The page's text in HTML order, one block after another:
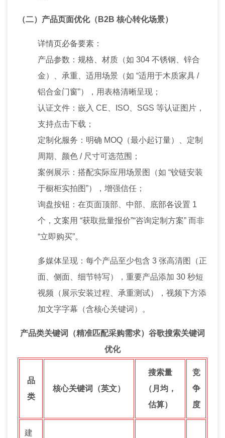
（二）产品页面优化（B2B 核心转化场景）
详情页必备要素：
产品参数：规格、材质（如 304 不锈钢、锌合
金）、承重、适用场景（如 “适用于木质家具 /
铝合金门窗”），用表格清晰呈现；
认证文件：嵌入 CE、ISO、SGS 等认证图片，
支持点击下载；
定制化服务：明确 MOQ（最小起订量）、定制
周期、颜色 / 尺寸可选范围；
案例展示：搭配实际应用场景图（如 “铰链安装
于橱柜实拍图”），增强信任；
询盘按钮：在页面顶部、中部、底部各设置 1
个，文案用 “获取批量报价”“咨询定制方案” 而非
“立即购买”。
多媒体呈现：每个产品至少包含 3 张高清图（正
面、侧面、细节特写），重要产品添加 30 秒短
视频（展示安装过程、承重测试），视频下方添
加文字字幕（含核心关键词）。
产品类关键词（精准匹配采购需求）谷歌搜索关键词
优化
品
类
核心关键词（英文）
搜索量
（月均，
估算）
竞
争
度
建